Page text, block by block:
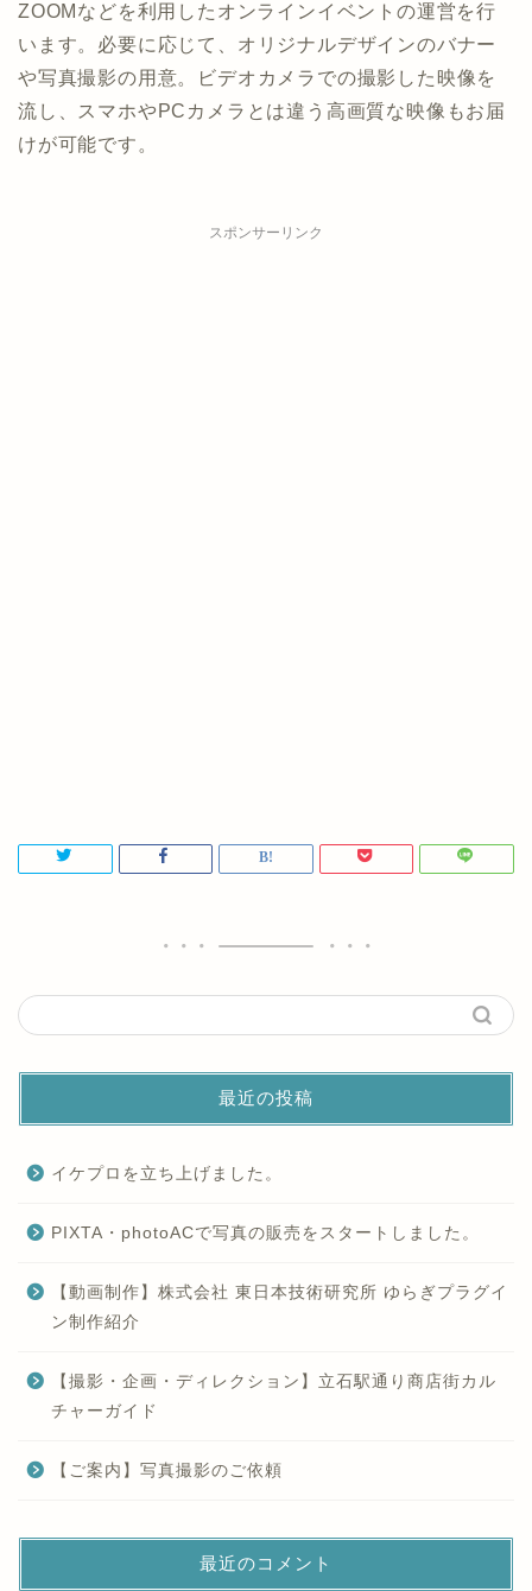
ZOOMなどを利用したオンラインイベントの運営を行
います。必要に応じて、オリジナルデザインのバナー
や写真撮影の用意。ビデオカメラでの撮影した映像を
流し、スマホやPCカメラとは違う高画質な映像もお届
けが可能です。
スポンサーリンク
最近の投稿
イケプロを立ち上げました。
PIXTA・photoACで写真の販売をスタートしました。
【動画制作】株式会社 東日本技術研究所 ゆらぎプラグイ
ン制作紹介
【撮影・企画・ディレクション】立石駅通り商店街カル
チャーガイド
【ご案内】写真撮影のご依頼
最近のコメント